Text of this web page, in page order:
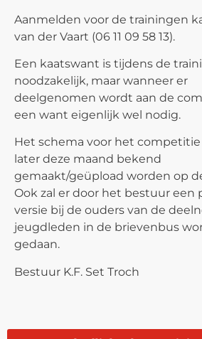
Aanmelden voor de trainingen
van der Vaart (06 11 09 58 13).
Een kaatswant is tijdens de
noodzakelijk, maar wanneer er
deelgenomen wordt aan de
een want eigenlijk wel nodig.
Het schema voor het competitie
later deze maand bekend
gemaakt/geüpload worden op
Ook zal er door het bestuur een
versie bij de ouders van de
jeugdleden in de brievenbus
gedaan.
Bestuur K.F. Set Troch